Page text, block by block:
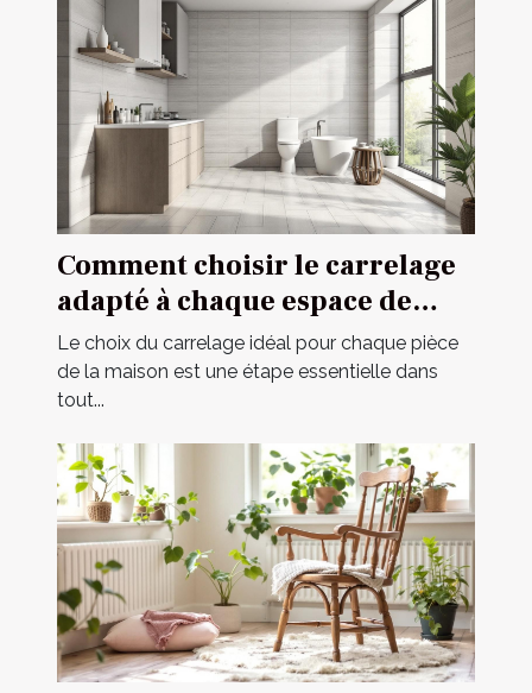
Comment choisir le carrelage
adapté à chaque espace de
votre maison ?
Le choix du carrelage idéal pour chaque pièce
de la maison est une étape essentielle dans
tout...